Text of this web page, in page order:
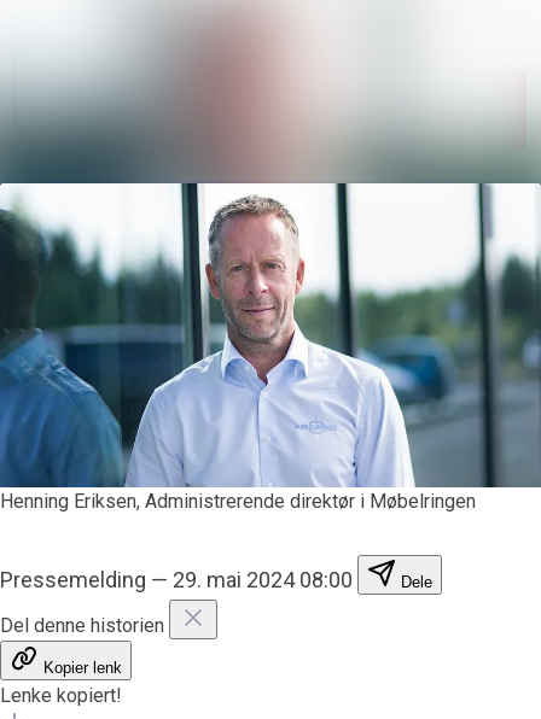
Følger
Henning Eriksen, Administrerende direktør i Møbelringen
Pressemelding — 29. mai 2024 08:00 Dele
Del denne historien
Kopier lenk
Lenke kopiert!